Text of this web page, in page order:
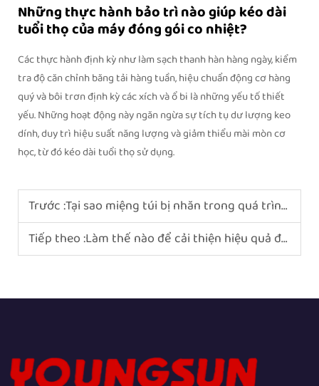
Những thực hành bảo trì nào giúp kéo dài
tuổi thọ của máy đóng gói co nhiệt?
Các thực hành định kỳ như làm sạch thanh hàn hàng ngày, kiểm
tra độ căn chỉnh băng tải hàng tuần, hiệu chuẩn động cơ hàng
quý và bôi trơn định kỳ các xích và ổ bi là những yếu tố thiết
yếu. Những hoạt động này ngăn ngừa sự tích tụ dư lượng keo
dính, duy trì hiệu suất năng lượng và giảm thiểu mài mòn cơ
học, từ đó kéo dài tuổi thọ sử dụng.
Trước :Tại sao miệng túi bị nhăn trong quá trình hàn băng?
Tiếp theo :Làm thế nào để cải thiện hiệu quả đóng gói bằng máy buộc dây?